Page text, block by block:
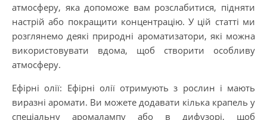
атмосферу, яка допоможе вам розслабитися, підняти
настрій або покращити концентрацію. У цій статті ми
розглянемо деякі природні ароматизатори, які можна
використовувати вдома, щоб створити особливу
атмосферу.
Ефірні олії: Ефірні олії отримують з рослин і мають
виразні аромати. Ви можете додавати кілька крапель у
спеціальну аромалампу або в дифузорі, щоб